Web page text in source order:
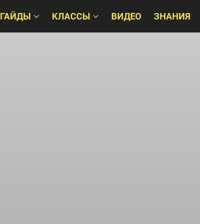
ГАЙДЫ КЛАССЫ ВИДЕО ЗНАНИЯ